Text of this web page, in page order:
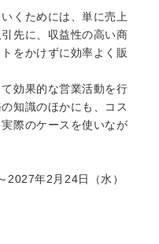
くためには、単に売上
先に、収益性の高い商
をかけずに効率よく販
効果的な営業活動を行
知識のほかにも、コス
際のケースを使いなが
2027年2月24日（水）